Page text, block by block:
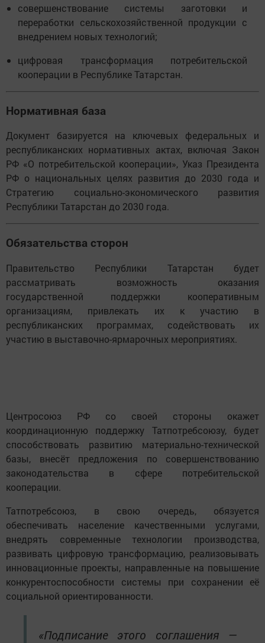
совершенствование системы заготовки и
переработки сельскохозяйственной продукции с
внедрением новых технологий;
цифровая трансформация потребительской
кооперации в Республике Татарстан.
Нормативная база
Документ базируется на ключевых федеральных и
республиканских нормативных актах, включая Закон
РФ «О потребительской кооперации», Указ Президента
РФ о национальных целях развития до 2030 года и
Стратегию социально-экономического развития
Республики Татарстан до 2030 года.
Обязательства сторон
Правительство Республики Татарстан будет
рассматривать возможность оказания
государственной поддержки кооперативным
организациям, привлекать их к участию в
республиканских программах, содействовать их
участию в выставочно-ярмарочных мероприятиях.
Центросоюз РФ со своей стороны окажет
координационную поддержку Татпотребсоюзу, будет
способствовать развитию материально-технической
базы, внесёт предложения по совершенствованию
законодательства в сфере потребительской
кооперации.
Татпотребсоюз, в свою очередь, обязуется
обеспечивать население качественными услугами,
внедрять современные технологии производства,
развивать цифровую трансформацию, реализовывать
инновационные проекты, направленные на повышение
конкурентоспособности системы при сохранении её
социальной ориентированности.
«Подписание этого соглашения —